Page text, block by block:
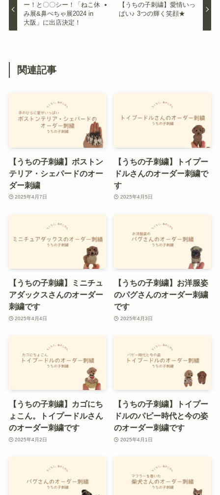
ー！と〇〇シー！「ねこ休
み展&鼻ぺちゃ展2024 in
大阪」に出店決定！
【うちの子刺繍】愛情いっ
ぱい♪ 3つの輝く笑顔★
関連記事
【うちの子刺繍】ボストン
テリア・シェパードのオー
ダー刺繍
2025年4月7日
【うちの子刺繍】トイプー
ドルさんのオーダー刺繍で
す
2025年4月5日
【うちの子刺繍】ミニチュ
アダックスさんのオーダー
刺繍です
2025年4月4日
【うちの子刺繍】お洋服姿
のパグさんのオーダー刺繍
です
2025年4月3日
【うちの子刺繍】カゴにち
ょこん。トイプードルさん
のオーダー刺繍です
2025年4月2日
【うちの子刺繍】トイプー
ドルのパピー時代と今の姿
のオーダー刺繍です
2025年4月1日